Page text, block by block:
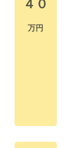
４０
万円